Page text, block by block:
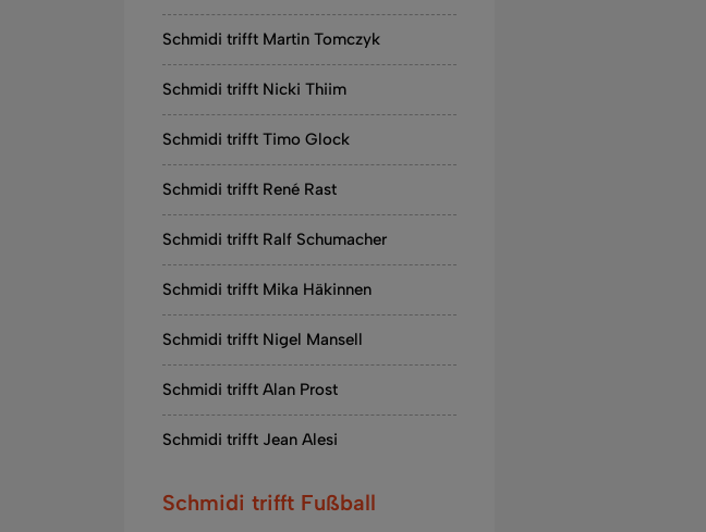
Schmidi trifft Martin Tomczyk
Schmidi trifft Nicki Thiim
Schmidi trifft Timo Glock
Schmidi trifft René Rast
Schmidi trifft Ralf Schumacher
Schmidi trifft Mika Häkinnen
Schmidi trifft Nigel Mansell
Schmidi trifft Alan Prost
Schmidi trifft Jean Alesi
Schmidi trifft Fußball